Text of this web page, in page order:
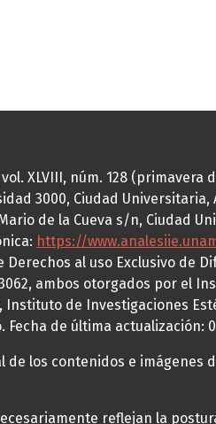
vol. XLVIII, núm. 128
3000, Ciudad
de la Cueva s/n, Ciudad
https://
al uso Exclusivo de
ambos otorgados por el
de Investigaciones
Fecha de última actualización:
los contenidos e
reflejan la